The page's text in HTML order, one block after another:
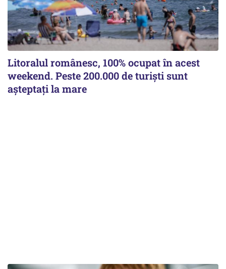
Litoralul românesc, 100% ocupat în acest
weekend. Peste 200.000 de turiști sunt
așteptați la mare